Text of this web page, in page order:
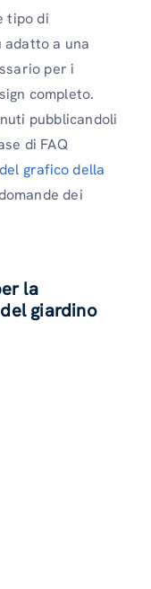
tipo di
a una
per i
completo.
pubblicandoli
di FAQ
grafico della
dei
la
giardino